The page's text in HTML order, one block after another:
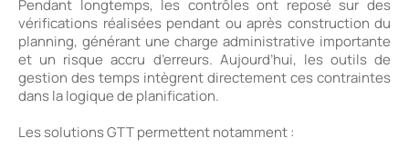
Pendant longtemps, les contrôles ont reposé sur des
vérifications réalisées pendant ou après construction du
planning, générant une charge administrative importante
et un risque accru d’erreurs. Aujourd’hui, les outils de
gestion des temps intègrent directement ces contraintes
dans la logique de planification.
Les solutions GTT permettent notamment :